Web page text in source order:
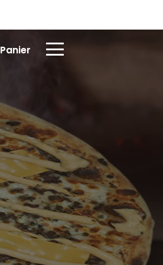
Panier
×